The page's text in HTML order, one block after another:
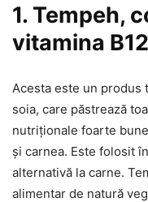
1. Tempeh,
vitamina B12
Acesta este un produs
soia, care păstrează
nutriționale foarte
și carnea. Este folosit
alternativă la carne.
alimentar de natură